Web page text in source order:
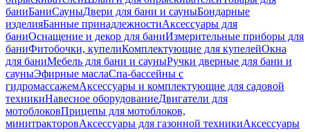
баниБаниСауныДвери для бани и сауныБондарные
изделияБанные принадлежностиАксессуары для
баниОснащение и декор для баниИзмерительные приборы для
баниФитобочки, купелиКомплектующие для купелейОкна
для баниМебель для бани и сауныРучки дверные для бани и
сауныЭфирные маслаСпа-бассейны с
гидромассажемАксессуары и комплектующие для садовой
техникиНавесное оборудованиеДвигатели для
мотоблоковПрицепы для мотоблоков,
минитракторовАксессуары для газонной техникиАксессуары